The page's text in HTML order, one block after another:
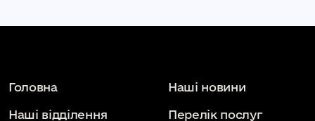
Головна Наші новини
Наші відділення Перелік послуг